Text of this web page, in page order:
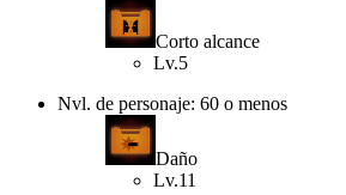
Corto alcance
Lv.5
Nvl. de personaje: 60 o menos
Daño
Lv.11